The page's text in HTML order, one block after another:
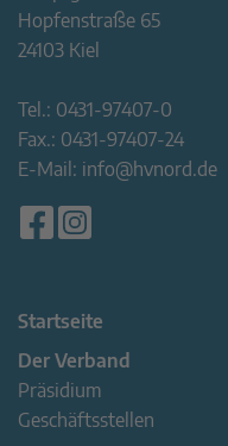
Hopfenstraße 65
24103 Kiel
Tel.: 0431-97407-0
Fax.: 0431-97407-24
E-Mail: info@hvnord.de
Startseite
Der Verband
Präsidium
Geschäftsstellen